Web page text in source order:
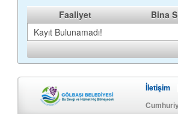
Faaliyet Bina
Kayıt Bulunamadı!
İletişim